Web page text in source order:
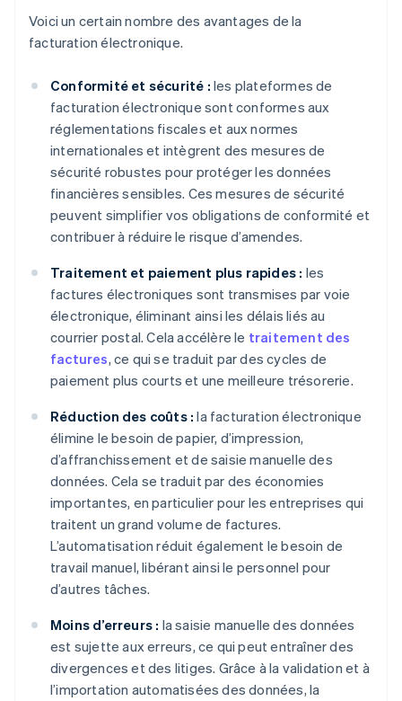
Voici un certain nombre des avantages de la
facturation électronique.
Conformité et sécurité : les plateformes de
facturation électronique sont conformes aux
réglementations fiscales et aux normes
internationales et intègrent des mesures de
sécurité robustes pour protéger les données
financières sensibles. Ces mesures de sécurité
peuvent simplifier vos obligations de conformité et
contribuer à réduire le risque d’amendes.
Traitement et paiement plus rapides : les
factures électroniques sont transmises par voie
électronique, éliminant ainsi les délais liés au
courrier postal. Cela accélère le traitement des
factures, ce qui se traduit par des cycles de
paiement plus courts et une meilleure trésorerie.
Réduction des coûts : la facturation électronique
élimine le besoin de papier, d’impression,
d’affranchissement et de saisie manuelle des
données. Cela se traduit par des économies
importantes, en particulier pour les entreprises qui
traitent un grand volume de factures.
L’automatisation réduit également le besoin de
travail manuel, libérant ainsi le personnel pour
d’autres tâches.
Moins d’erreurs : la saisie manuelle des données
est sujette aux erreurs, ce qui peut entraîner des
divergences et des litiges. Grâce à la validation et à
l’importation automatisées des données, la